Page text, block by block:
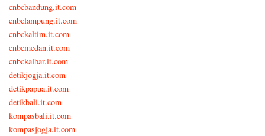
cnbcbandung.it.com
cnbclampung.it.com
cnbckaltim.it.com
cnbcmedan.it.com
cnbckalbar.it.com
detikjogja.it.com
detikpapua.it.com
detikbali.it.com
kompasbali.it.com
kompasjogja.it.com